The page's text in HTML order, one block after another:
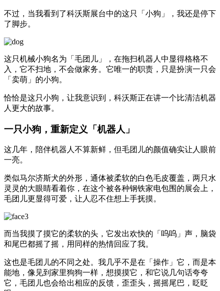
不过，当我看到了科沃斯展台中的这只「小狗」，我还是停下
了脚步。
这只机械小狗名为「毛团儿」，在拖扫机器人中显得格格不
入，它不扫地，不会做家务。它唯一的职责，只是扮演一只会
「卖萌」的小狗。
恰恰是这只小狗，让我意识到，科沃斯正在讲一个比清洁机器
人更大的故事。
一只小狗，重新定义「机器人」
这几年，陪伴机器人不算新鲜，但毛团儿的颜值确实让人眼前
一亮。
类似马尔济斯犬的外形，通体被柔软的白色毛皮覆盖，两只水
灵灵的大眼睛看着你，在这个被各种钢铁家电包围的展会上，
毛团儿更显得可爱，让人忍不住想上手抚摸。
而当我摸了摸它的柔软的头，它发出欢快的「呜呜」声，脑袋
和尾巴都摇了摇，用同样的热情回应了我。
这也是毛团儿的不同之处。我几乎不是在「操作」它，而是本
能地，像见到家里狗狗一样，想摸摸它，和它说几句话夸夸
它，毛团儿也会给出相应的反馈，歪歪头，摇摇尾巴，眨眨